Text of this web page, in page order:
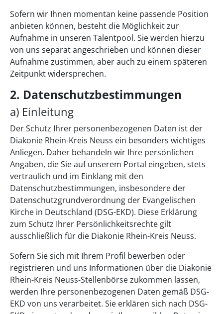
Sofern wir Ihnen momentan keine passende Position
anbieten können, besteht die Möglichkeit zur
Aufnahme in unseren Talentpool. Sie werden hierzu
von uns separat angeschrieben und können dieser
Aufnahme zustimmen, aber auch zu einem späteren
Zeitpunkt widersprechen.
2. Datenschutzbestimmungen
a) Einleitung
Der Schutz Ihrer personenbezogenen Daten ist der
Diakonie Rhein-Kreis Neuss ein besonders wichtiges
Anliegen. Daher behandeln wir Ihre persönlichen
Angaben, die Sie auf unserem Portal eingeben, stets
vertraulich und im Einklang mit den
Datenschutzbestimmungen, insbesondere der
Datenschutzgrundverordnung der Evangelischen
Kirche in Deutschland (DSG-EKD). Diese Erklärung
zum Schutz Ihrer Persönlichkeitsrechte gilt
ausschließlich für die Diakonie Rhein-Kreis Neuss.
Sofern Sie sich mit Ihrem Profil bewerben oder
registrieren und uns Informationen über die Diakonie
Rhein-Kreis Neuss-Stellenbörse zukommen lassen,
werden Ihre personenbezogenen Daten gemäß DSG-
EKD von uns verarbeitet. Sie erklären sich nach DSG-